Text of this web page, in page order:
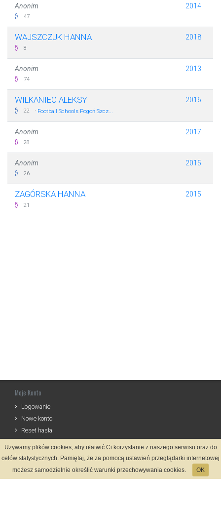
Anonim
47
2014
WAJSZCZUK HANNA
8
2018
Anonim
74
2013
WILKANIEC ALEKSY
22 · Football Schools Pogoń Szcz...
2016
Anonim
28
2017
Anonim
26
2015
ZAGÓRSKA HANNA
21
2015
Moje Konto
Logowanie
Nowe konto
Reset hasła
Informacje
Regulamin
Używamy plików cookies, aby ułatwić Ci korzystanie z naszego serwisu oraz do
celów statystycznych. Pamiętaj, że za pomocą ustawień przeglądarki internetowej
możesz samodzielnie określić warunki przechowywania cookies.
OK